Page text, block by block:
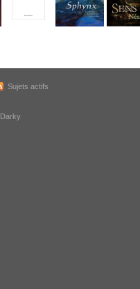
Sujets actifs
Darky